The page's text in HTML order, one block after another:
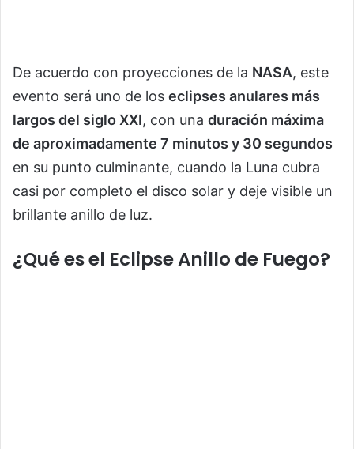
De acuerdo con proyecciones de la NASA, este
evento será uno de los eclipses anulares más
largos del siglo XXI, con una duración máxima
de aproximadamente 7 minutos y 30 segundos
en su punto culminante, cuando la Luna cubra
casi por completo el disco solar y deje visible un
brillante anillo de luz.
¿Qué es el Eclipse Anillo de Fuego?